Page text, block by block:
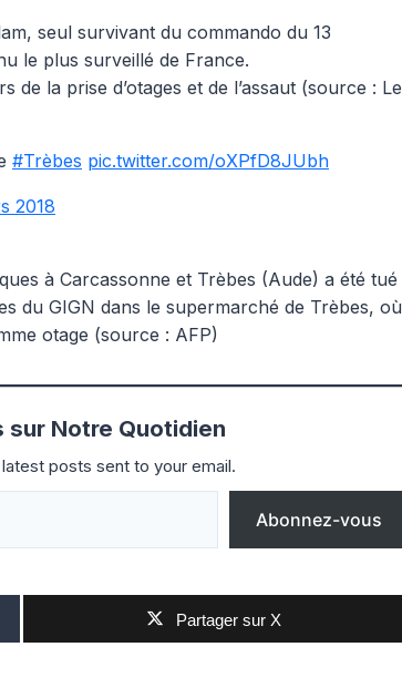
seul survivant du commando du 13
le plus surveillé de France.
de la prise d’otages et de l’assaut (source : Le
#Trèbes pic.twitter.com/oXPfD8JUbh
2018
à Carcassonne et Trèbes (Aude) a été tué
du GIGN dans le supermarché de Trèbes, où
otage (source : AFP)
sur Notre Quotidien
posts sent to your email.
Abonnez-vous
Partager sur X